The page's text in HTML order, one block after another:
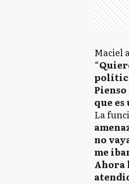
Maciel
“
que
La
no
me
Ahora